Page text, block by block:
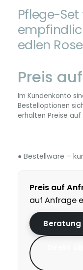
Pflege-
edlen
Preis
Im Kundenkonto
Bestelloptionen
erhalten Preise auf
● Bestellware –
Preis auf
auf Anfrage